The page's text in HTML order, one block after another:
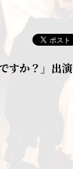
すか？」出演